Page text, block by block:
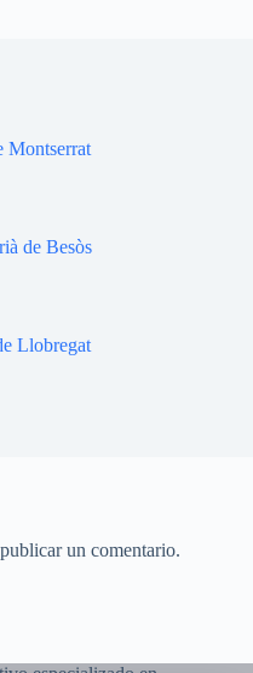
Montserrat
de Besòs
Llobregat
un comentario.